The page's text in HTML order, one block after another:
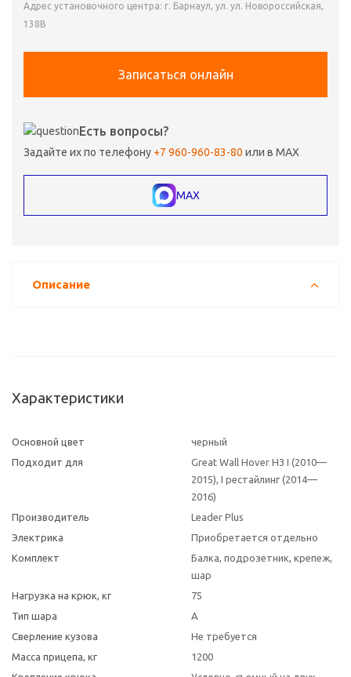
Адрес установочного центра: г. Барнаул, ул. ул. Новороссийская,
138В
Записаться онлайн
Есть вопросы?
Задайте их по телефону +7 960-960-83-80 или в MAX
MAX
Описание
Характеристики
Основной цвет
черный
Подходит для
Great Wall Hover H3 I (2010—
2015), I рестайлинг (2014—
2016)
Производитель
Leader Plus
Электрика
Приобретается отдельно
Комплект
Балка, подрозетник, крепеж,
шар
Нагрузка на крюк, кг
75
Тип шара
A
Сверление кузова
Не требуется
Масса прицепа, кг
1200